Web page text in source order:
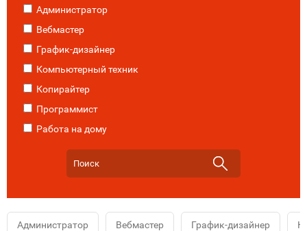
Администратор
Вебмастер
График-дизайнер
Компьютерный техник
Копирайтер
Программист
Работа на дому
Администратор Вебмастер График-дизайнер